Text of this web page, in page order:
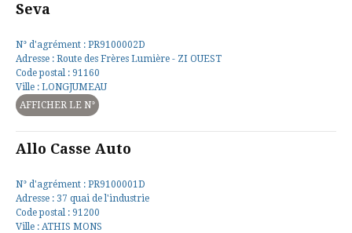
Seva
N° d'agrément : PR9100002D
Adresse : Route des Frères Lumière - ZI OUEST
Code postal : 91160
Ville : LONGJUMEAU
AFFICHER LE N°
Allo Casse Auto
N° d'agrément : PR9100001D
Adresse : 37 quai de l'industrie
Code postal : 91200
Ville : ATHIS MONS